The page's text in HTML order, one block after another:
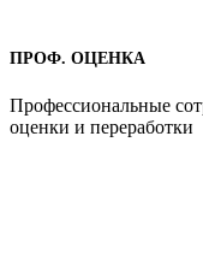
ПРОФ. ОЦЕНКА
Профессиональные
оценки и переработки